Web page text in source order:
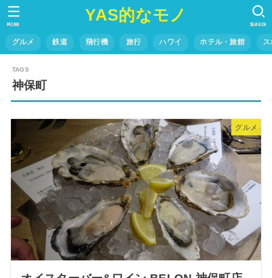
YAS的なモノ
グルメ 鉄道 飛行機 旅行 ハワイ ホテル・旅館
SEARCH
MENU
神保町
グルメ